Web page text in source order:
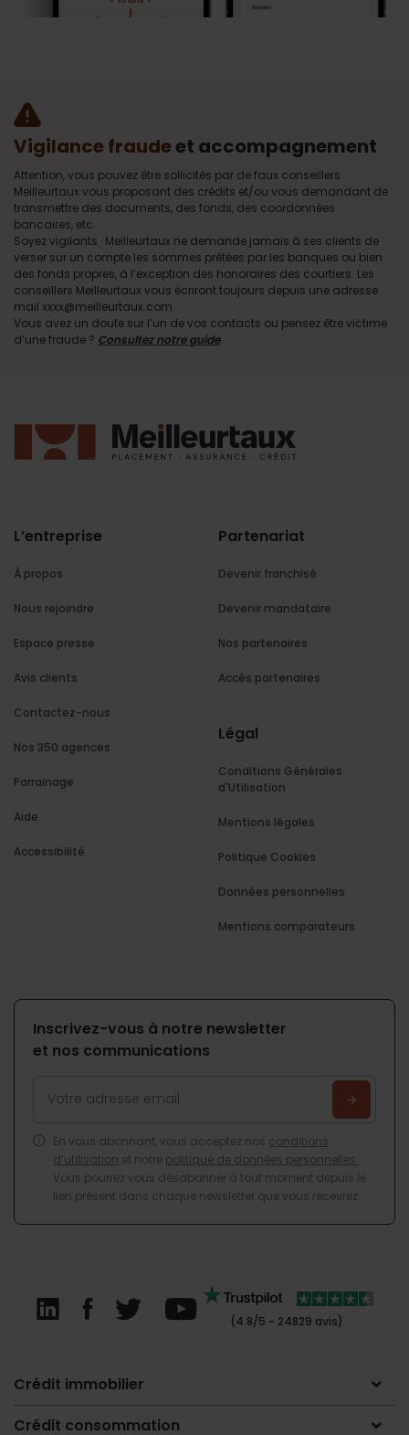
Vigilance fraudeet accompagnement
Attention, vous pouvez être sollicités par de faux conseillers
Meilleurtaux vous proposant des crédits et/ou vous demandant de
transmettre des documents, des fonds, des coordonnées
bancaires, etc.
Soyez vigilants · Meilleurtaux ne demande jamais à ses clients de
verser sur un compte les sommes prêtées par les banques ou bien
des fonds propres, à l’exception des honoraires des courtiers. Les
conseillers Meilleurtaux vous écriront toujours depuis une adresse
mail xxxx@meilleurtaux.com
Vous avez un doute sur l’un de vos contacts ou pensez être victime
d’une fraude ? Consultez notre guide.
L’entreprise
À propos
Nous rejoindre
Espace presse
Avis clients
Contactez-nous
Nos 350 agences
Parrainage
Aide
Accessibilité
Partenariat
Devenir franchisé
Devenir mandataire
Nos partenaires
Accès partenaires
Légal
Conditions Générales
d'Utilisation
Mentions légales
Politique Cookies
Données personnelles
Mentions comparateurs
Inscrivez-vous à notre newsletter
et nos communications
En vous abonnant, vous acceptez nos conditions
d’utilisation et notre politique de données personnelles
Vous pourrez vous désabonner à tout moment depuis le
lien présent dans chaque newsletter que vous recevrez.
(4.8/5 - 24829 avis)
Crédit immobilier
Crédit consommation